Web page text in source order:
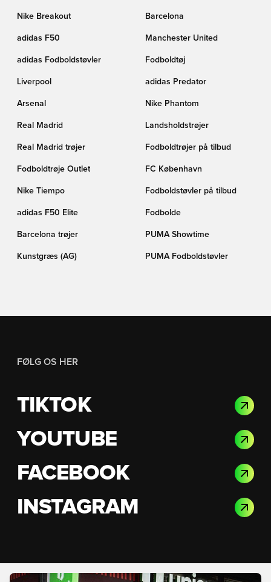
Nike Breakout Barcelona
adidas F50 Manchester United
adidas Fodboldstøvler Fodboldtøj
Liverpool adidas Predator
Arsenal Nike Phantom
Real Madrid Landsholdstrøjer
Real Madrid trøjer Fodboldtrøjer på tilbud
Fodboldtrøje Outlet FC København
Nike Tiempo Fodboldstøvler på tilbud
adidas F50 Elite Fodbolde
Barcelona trøjer PUMA Showtime
Kunstgræs (AG) PUMA Fodboldstøvler
FØLG OS HER
TIKTOK
YOUTUBE
FACEBOOK
INSTAGRAM